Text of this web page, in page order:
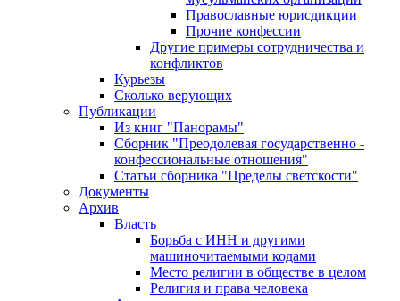
Православные юрисдикции
Прочие конфессии
Другие примеры сотрудничества и
конфликтов
Курьезы
Сколько верующих
Публикации
Из книг "Панорамы"
Сборник "Преодолевая государственно -
конфессиональные отношения"
Статьи сборника "Пределы светскости"
Документы
Архив
Власть
Борьба с ИНН и другими
машиночитаемыми кодами
Место религии в обществе в целом
Религия и права человека